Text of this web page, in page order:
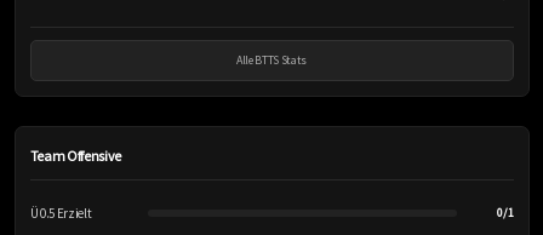
Alle BTTS Stats
Team Offensive
Ü 0.5 Erzielt 0/1